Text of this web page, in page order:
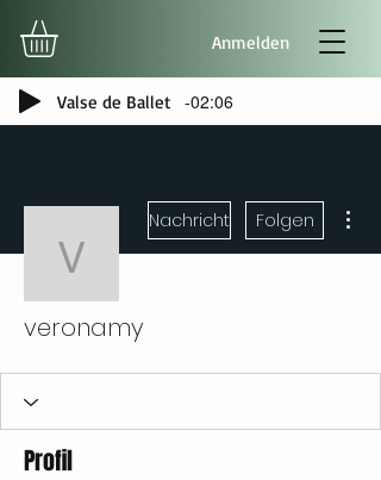
Anmelden
Valse de Ballet -02:06
veronamy
Nachricht Folgen
veronamy
Profil